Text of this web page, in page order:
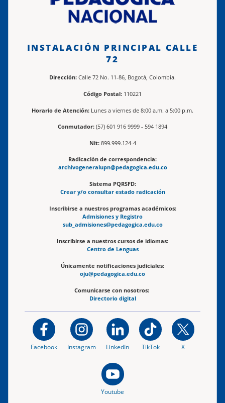
INSTALACIÓN PRINCIPAL CALLE
72
Dirección: Calle 72 No. 11-86, Bogotá, Colombia.
Código Postal: 110221
Horario de Atención: Lunes a viernes de 8:00 a.m. a 5:00 p.m.
Conmutador: (57) 601 916 9999 - 594 1894
Nit:899.999.124-4
Radicación de correspondencia:
archivogeneralupn@pedagogica.edu.co
Sistema PQRSFD:
Crear y/o consultar estado radicación
Inscribirse a nuestros programas académicos:
Admisiones y Registro
sub_admisiones@pedagogica.edu.co
Inscribirse a nuestros cursos de idiomas:
Centro de Lenguas
Únicamente notificaciones judiciales:
oju@pedagogica.edu.co
Comunicarse con nosotros:
Directorio digital
Facebook Instagram LinkedIn TikTok X
Youtube